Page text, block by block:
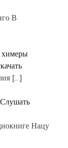
В
химеры
[…]
Нацу